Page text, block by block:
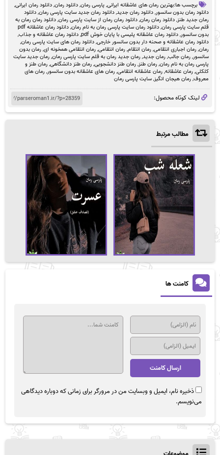
برچسب ها:بهترین رمان های عاشقانه ایرانی, پارسی رمان,دانلود رمان,دانلود رمان ایرانی,
دانلود رمان بدون سانسور,دانلود رمان جدید,دانلود رمان جدید سایت پارسی رمان,دانلود
رمان جدید طنز,دانلود رمان رمان,دانلود رمان رمان از سایت پارسی رمان,دانلود رمان رمان به
قلم سایت پارسی رمان,دانلود رمان سایت پارسی رمان به نام رمان,
دانلود رمان عاشقانه pdf
بدون سانسور,دانلود رمان عاشقانه پلیسی با پایان خوش pdf ,دانلود رمان عاشقانه و جذاب,
دانلود رمان عاشقانه و صحنه دار بدون سانسور خارجی,دانلود رمان های سایت پارسی رمان,
رمان,رمان اجباری انتقامی,رمان انتقام,رمان انتقامی,رمان انتقامی همخونه ای,رمان بدون
سانسور,رمان جالب,رمان جدید,رمان جدید رمان به قلم سایت پارسی رمان,رمان جدید سایت
پارسی رمان به نام رمان,رمان طنز,رمان طنز دانشجویی,رمان طنز دانشگاهی,رمان طنز و
کلکلی,رمان عاشقانه,رمان عاشقانه انتقامی,رمان های عاشقانه بدون سانسور,رمان های
معروف,رمان هیجان انگیز,سایت پارسی رمان
لینک کوتاه محصول:
مطالب مرتبط
کامنت ها
ذخیره نام، ایمیل و وبسایت من در مرورگر برای زمانی که دوباره دیدگاهی
می‌نویسم.